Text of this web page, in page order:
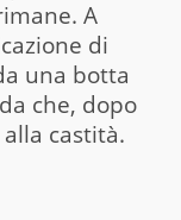
A
di
una botta
che, dopo
castità.